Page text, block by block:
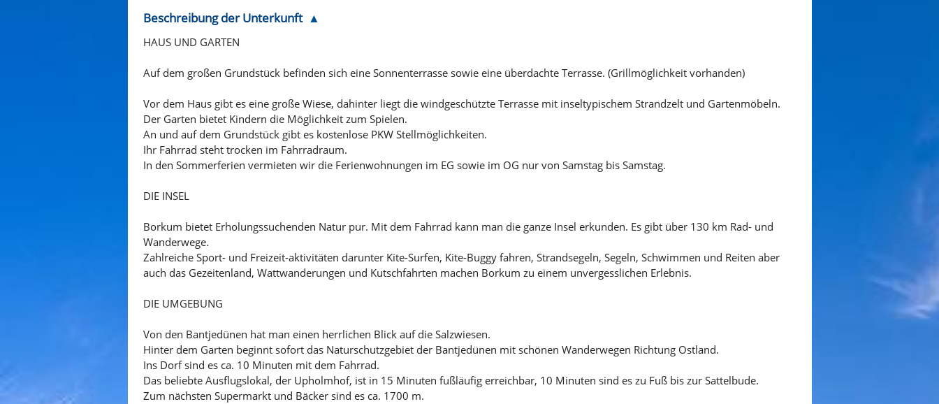
Beschreibung der Unterkunft
HAUS UND GARTEN
Auf dem großen Grundstück befinden sich eine Sonnenterrasse sowie eine überdachte Terrasse. (Grillmöglichkeit vorhanden)
Vor dem Haus gibt es eine große Wiese, dahinter liegt die windgeschützte Terrasse mit inseltypischem Strandzelt und Gartenmöbeln.
Der Garten bietet Kindern die Möglichkeit zum Spielen.
An und auf dem Grundstück gibt es kostenlose PKW Stellmöglichkeiten.
Ihr Fahrrad steht trocken im Fahrradraum.
In den Sommerferien vermieten wir die Ferienwohnungen im EG sowie im OG nur von Samstag bis Samstag.
DIE INSEL
Borkum bietet Erholungssuchenden Natur pur. Mit dem Fahrrad kann man die ganze Insel erkunden. Es gibt über 130 km Rad- und
Wanderwege.
Zahlreiche Sport- und Freizeit-aktivitäten darunter Kite-Surfen, Kite-Buggy fahren, Strandsegeln, Segeln, Schwimmen und Reiten aber
auch das Gezeitenland, Wattwanderungen und Kutschfahrten machen Borkum zu einem unvergesslichen Erlebnis.
DIE UMGEBUNG
Von den Bantjedünen hat man einen herrlichen Blick auf die Salzwiesen.
Hinter dem Garten beginnt sofort das Naturschutzgebiet der Bantjedünen mit schönen Wanderwegen Richtung Ostland.
Ins Dorf sind es ca. 10 Minuten mit dem Fahrrad.
Das beliebte Ausflugslokal, der Upholmhof, ist in 15 Minuten fußläufig erreichbar, 10 Minuten sind es zu Fuß bis zur Sattelbude.
Zum nächsten Supermarkt und Bäcker sind es ca. 1700 m.